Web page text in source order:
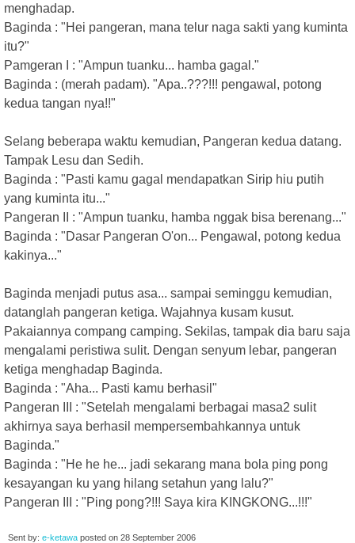
menghadap.
Baginda : "Hei pangeran, mana telur naga sakti yang kuminta
itu?"
Pamgeran I : "Ampun tuanku... hamba gagal."
Baginda : (merah padam). "Apa..???!!! pengawal, potong
kedua tangan nya!!"
Selang beberapa waktu kemudian, Pangeran kedua datang.
Tampak Lesu dan Sedih.
Baginda : "Pasti kamu gagal mendapatkan Sirip hiu putih
yang kuminta itu..."
Pangeran II : "Ampun tuanku, hamba nggak bisa berenang..."
Baginda : "Dasar Pangeran O'on... Pengawal, potong kedua
kakinya..."
Baginda menjadi putus asa... sampai seminggu kemudian,
datanglah pangeran ketiga. Wajahnya kusam kusut.
Pakaiannya compang camping. Sekilas, tampak dia baru saja
mengalami peristiwa sulit. Dengan senyum lebar, pangeran
ketiga menghadap Baginda.
Baginda : "Aha... Pasti kamu berhasil"
Pangeran III : "Setelah mengalami berbagai masa2 sulit
akhirnya saya berhasil mempersembahkannya untuk
Baginda."
Baginda : "He he he... jadi sekarang mana bola ping pong
kesayangan ku yang hilang setahun yang lalu?"
Pangeran III : "Ping pong?!!! Saya kira KINGKONG...!!!"
Sent by: e-ketawa posted on 28 September 2006